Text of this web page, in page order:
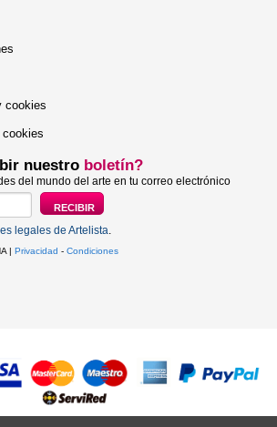
cookies
nuestro boletín?
del mundo del arte en tu correo electrónico
legales de Artelista.
| Privacidad - Condiciones